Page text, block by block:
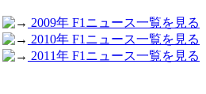
2009年 F1ニュース一覧を見る
2010年 F1ニュース一覧を見る
2011年 F1ニュース一覧を見る